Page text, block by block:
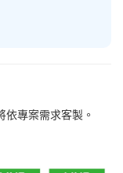
專案需求客製。